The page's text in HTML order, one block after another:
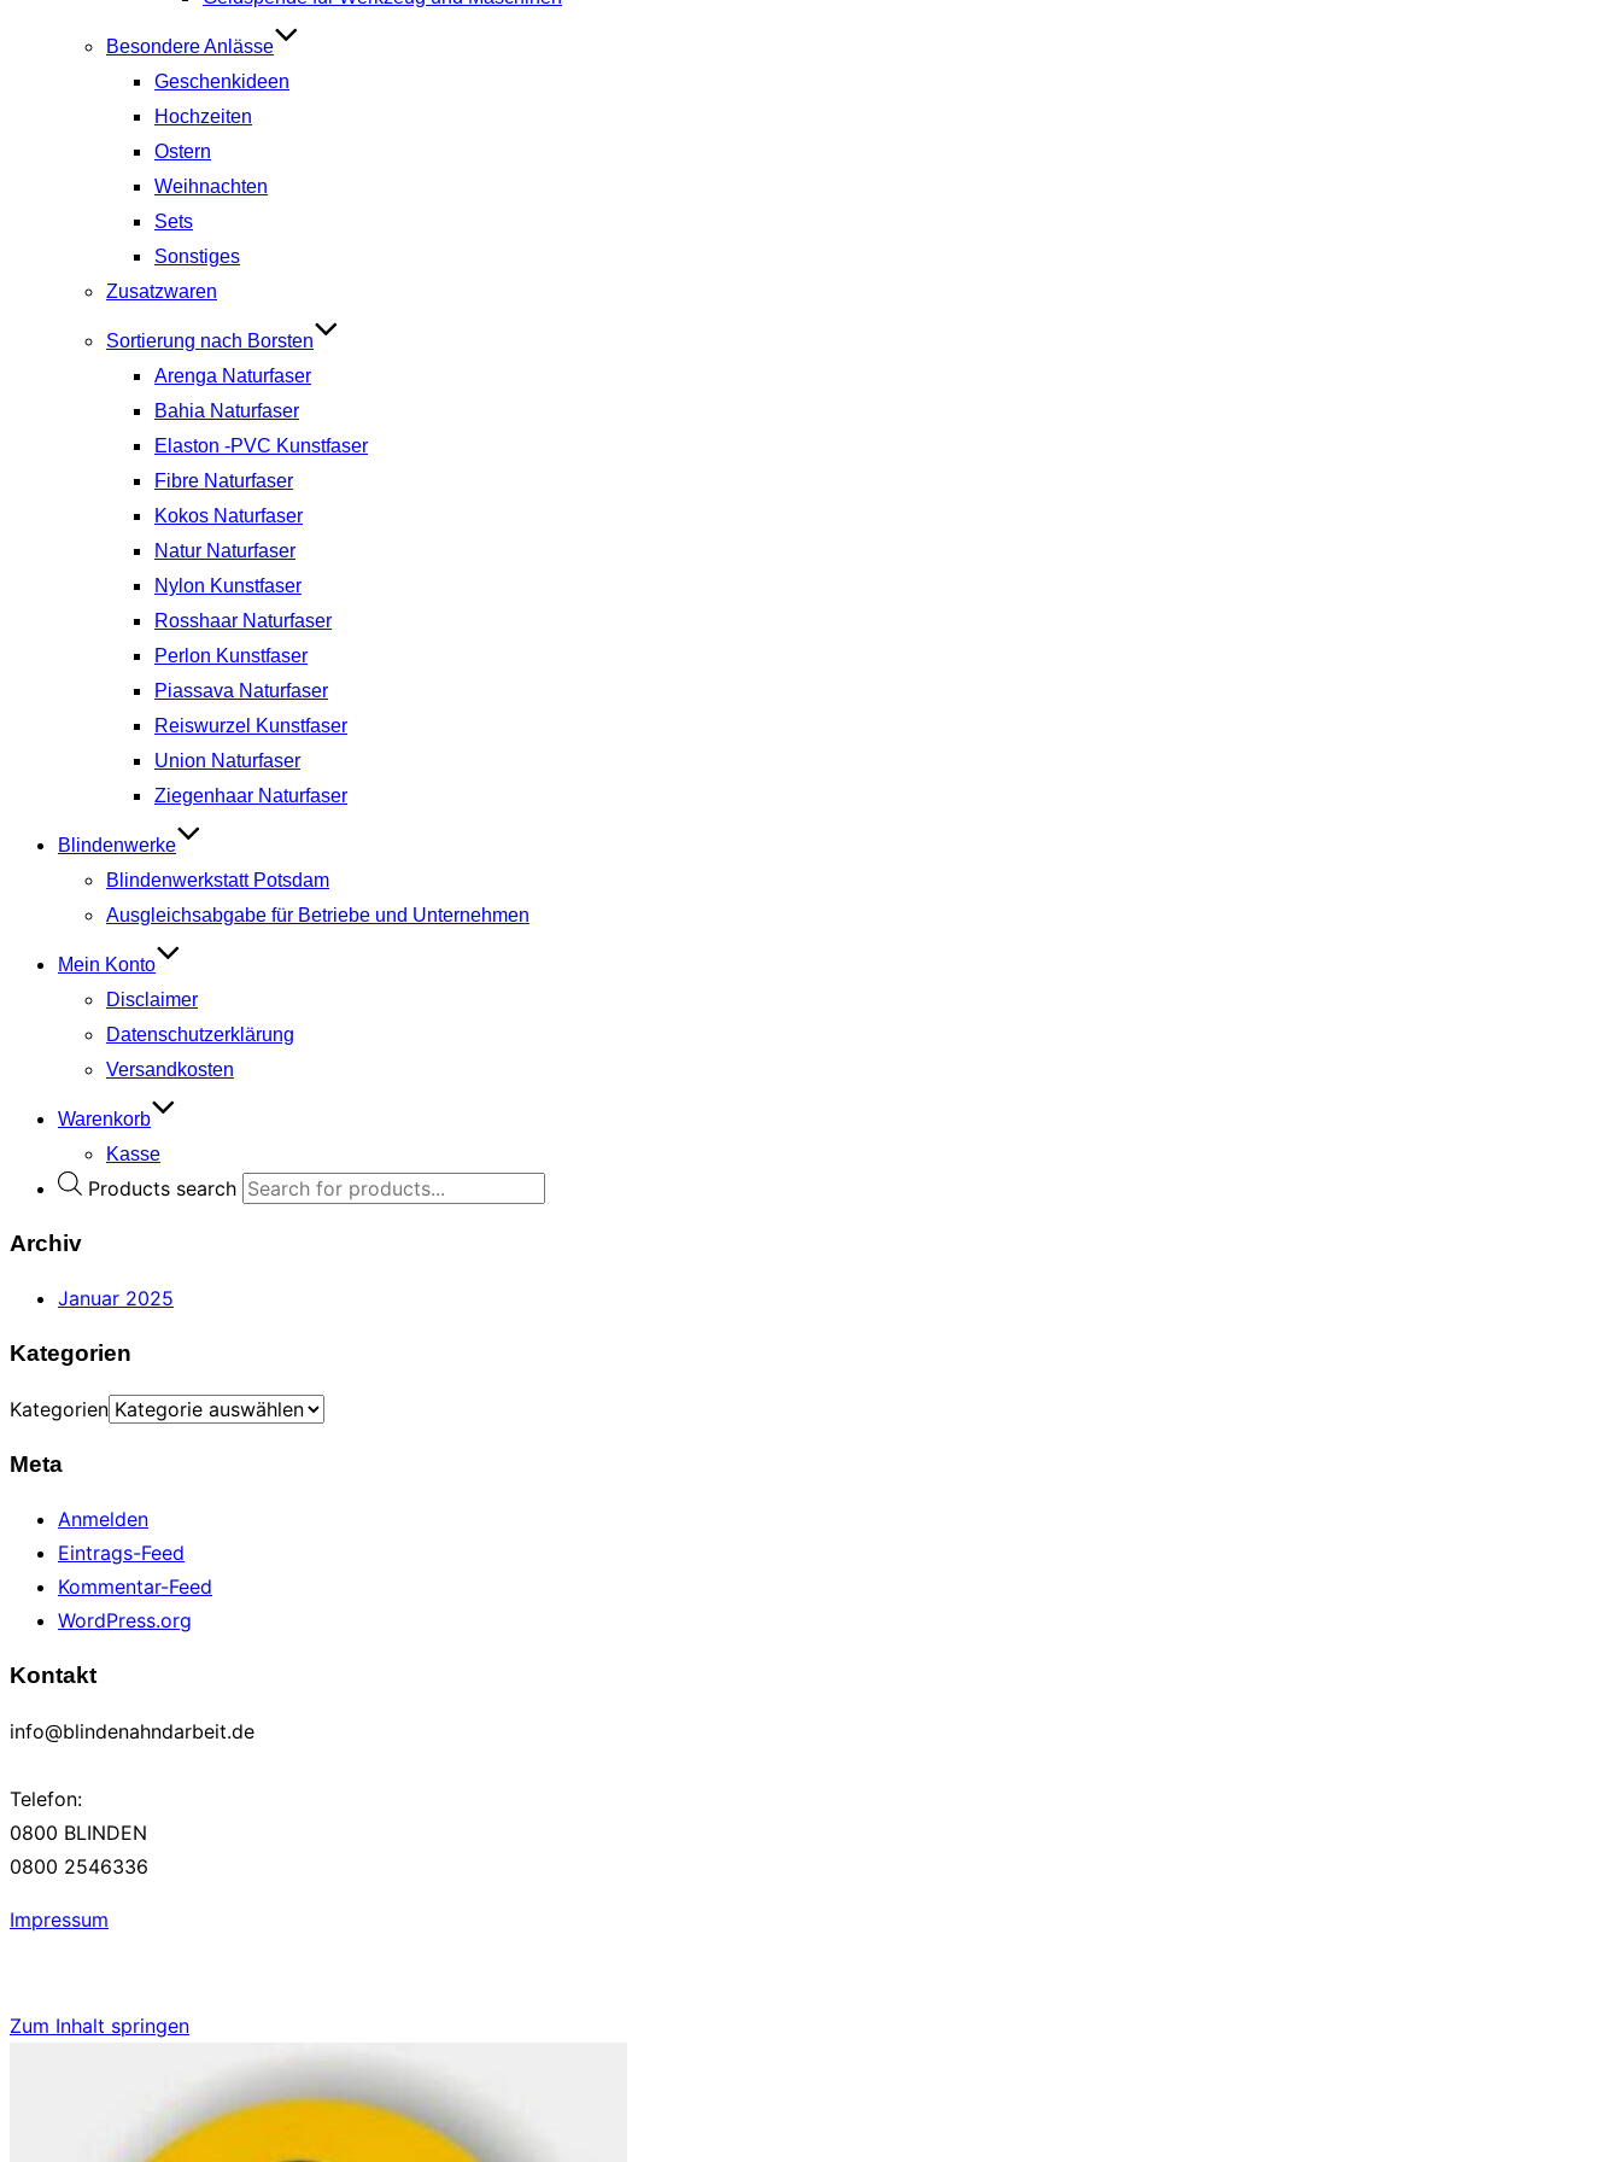
Besondere Anlässe
Geschenkideen
Hochzeiten
Ostern
Weihnachten
Sets
Sonstiges
Zusatzwaren
Sortierung nach Borsten
Arenga Naturfaser
Bahia Naturfaser
Elaston -PVC Kunstfaser
Fibre Naturfaser
Kokos Naturfaser
Natur Naturfaser
Nylon Kunstfaser
Rosshaar Naturfaser
Perlon Kunstfaser
Piassava Naturfaser
Reiswurzel Kunstfaser
Union Naturfaser
Ziegenhaar Naturfaser
Blindenwerke
Blindenwerkstatt Potsdam
Ausgleichsabgabe für Betriebe und Unternehmen
Mein Konto
Disclaimer
Datenschutzerklärung
Versandkosten
Warenkorb
Kasse
Products search
Archiv
Januar 2025
Kategorien
Kategorien
Meta
Anmelden
Eintrags-Feed
Kommentar-Feed
WordPress.org
Kontakt
info@blindenahndarbeit.de
Telefon:
0800 BLINDEN
0800 2546336
Impressum
Zum Inhalt springen